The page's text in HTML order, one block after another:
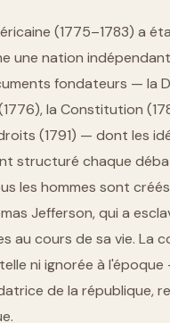
(1775–1783) a
une nation
fondateurs — la
la Constitution
(1791) — dont les
structuré chaque
les hommes sont créés
Jefferson, qui a
au cours de sa vie. La
ni ignorée à l'époque
de la république,